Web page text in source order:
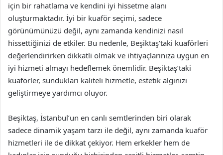
için bir rahatlama ve kendini iyi hissetme alanı
oluşturmaktadır. İyi bir kuaför seçimi, sadece
görünümünüzü değil, aynı zamanda kendinizi nasıl
hissettiğinizi de etkiler. Bu nedenle, Beşiktaş’taki kuaförleri
değerlendirirken dikkatli olmak ve ihtiyaçlarınıza uygun en
iyi hizmeti almayı hedeflemek önemlidir. Beşiktaş’taki
kuaförler, sundukları kaliteli hizmetle, estetik algınızı
geliştirmeye yardımcı oluyor.
Beşiktaş, İstanbul’un en canlı semtlerinden biri olarak
sadece dinamik yaşam tarzı ile değil, aynı zamanda kuaför
hizmetleri ile de dikkat çekiyor. Hem erkekler hem de